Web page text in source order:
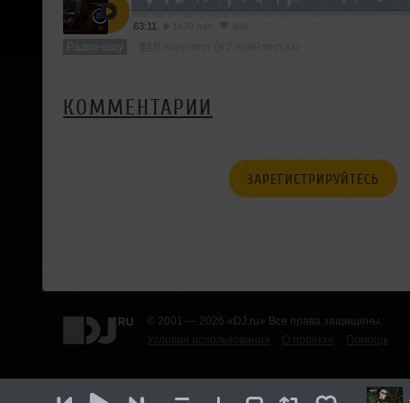
63:11
Радио-шоу
КОММЕНТАРИИ
ЗАРЕГИСТРИРУЙТЕСЬ
© 2001 — 2026 «DJ.ru» Все права защищены.
Условия использования
О проекте Помощь